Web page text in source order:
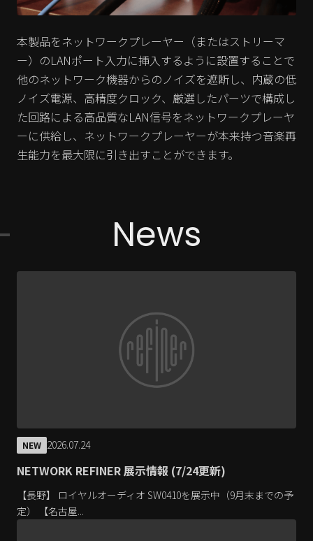
本製品をネットワークプレーヤー（またはストリーマ
ー）のLANポート入力に挿入するように設置することで
他のネットワーク機器からのノイズを遮断し、内蔵の低
ノイズ電源、高精度クロック、厳選したパーツで構成し
た回路による高品質なLAN信号をネットワークプレーヤ
ーに供給し、ネットワークプレーヤーが本来持つ音楽再
生能力を最大限に引き出すことができます。
News
NEW 2026.07.24
NETWORK REFINER 展示情報 (7/24更新)
【長野】 ロイヤルオーディオ SW0410を展示中（9月末までの予
定） 【名古屋...